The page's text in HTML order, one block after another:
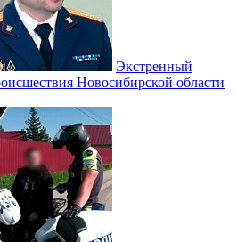
Экстренный
Новосибирской области